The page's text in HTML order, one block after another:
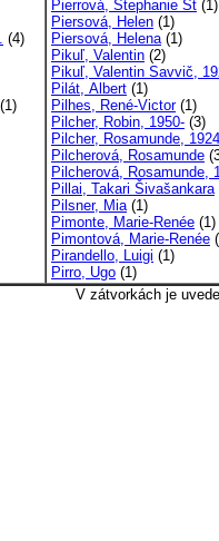
(4)
(1)
Pierrová, Stephanie St (1)
Piersová, Helen (1)
Piersová, Helena(1)
Pikuľ, Valentin (2)
Pikuľ, Valentin Savvič,
Pilát, Albert (1)
Pilhes, René-Victor(1)
Pilcher, Robin, 1950- (3)
Pilcher, Rosamunde,
Pilcherová, Rosamunde
Pilcherová, Rosamunde,
Pillai, Takari Šivašankara
Pilsner, Mia(1)
Pimonte, Marie-Renée (1)
Pimontová, Marie-Renée
Pirandello, Luigi (1)
Pirro, Ugo (1)
V zátvorkách je